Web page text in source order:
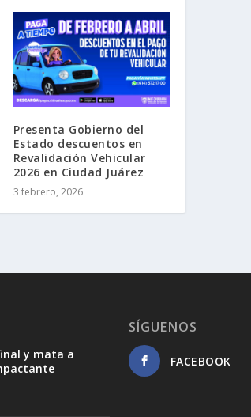
Presenta Gobierno del
Estado descuentos en
Revalidación Vehicular
2026 en Ciudad Juárez
3 febrero, 2026
y mata a
SÍGUENOS
FACEBOOK